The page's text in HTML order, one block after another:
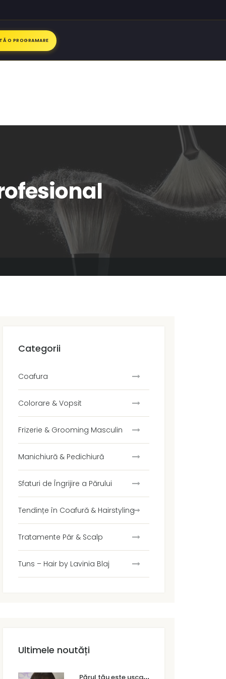
O PROGRAMARE
Categorii
Coafura
Colorare & Vopsit
Frizerie & Grooming Masculin
Manichiură & Pedichiură
Sfaturi de Îngrijire a Părului
Tendințe în Coafură & Hairstyling
Tratamente Păr & Scalp
Tuns – Hair by Lavinia Blaj
Ultimele noutăți
P
ărul tău este uscat sau degradat? Cum faci diferența și ce tratament are nevoie